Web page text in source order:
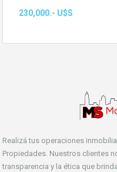
230,000.- U$S
Realizá tus operaciones
Propiedades. Nuestros clientes
transparencia y la ética que